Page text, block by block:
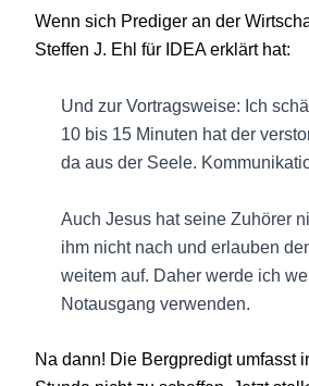
Wenn sich Prediger an der
Steffen J. Ehl für IDEA erklärt hat:
Und zur Vortragsweise: Ich
10 bis 15 Minuten hat der
da aus der Seele.
Auch Jesus hat seine Zuhörer
ihm nicht nach und erlauben
weitem auf. Daher werde ich
Notausgang verwenden.
Na dann! Die Bergpredigt umfasst